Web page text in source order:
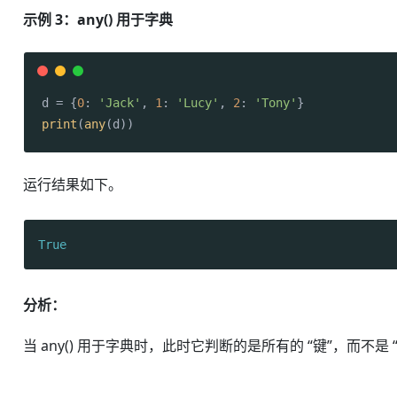
示例 3：any() 用于字典
d = {0: 'Jack' , 1 : 'Lucy' , 2 : 'Tony'
print (any(d))
运行结果如下。
True
分析：
当 any() 用于字典时，此时它判断的是所有的 “键”，而不是